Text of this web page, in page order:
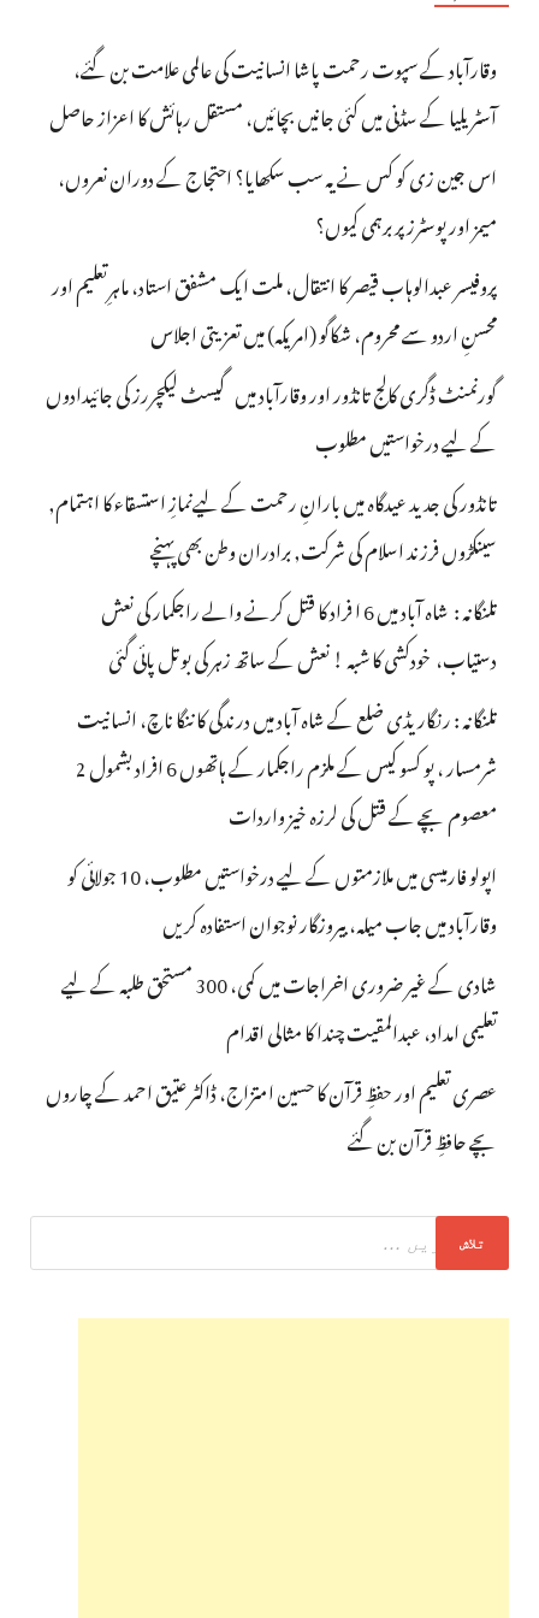
وقارآباد کے سپوت رحمت پاشا انسانیت کی عالمی علامت بن گئے،
آسٹریلیا کے سڈنی میں کئی جانیں بچائیں، مستقل رہائش کا اعزاز حاصل
اس جین زی کو کس نے یہ سب سکھایا؟ احتجاج کے دوران نعروں،
میمز اور پوسٹرز پر برہمی کیوں؟
پروفیسر عبدالوہاب قیصر کا انتقال، ملت ایک مشفق استاد، ماہرِتعلیم اور
محسنِ اردو سے محروم، شکاگو (امریکہ) میں تعزیتی اجلاس
گورنمنٹ ڈگری کالج تانڈور اور وقارآباد میں گیسٹ لیکچررز کی جائیدادوں
کے لیے درخواستیں مطلوب
تانڈور کی جدید عیدگاہ میں بارانِ رحمت کے لیےنمازِ استسقاء کا اہتمام,
سینکڑوں فرزند اسلام کی شرکت, برادران وطن بھی پہنچے
تلنگانہ : شاہ آباد میں 6 ا فراد کا قتل کرنے والے راجکمار کی نعش
دستیاب، خودکشی کا شبہ ! نعش کے ساتھ زہر کی بوتل پائی گئی
تلنگانہ : رنگاریڈی ضلع کے شاہ آباد میں درندگی کا ننگا ناچ، انسانیت
شرمسار ، پو کسو کیس کے ملزم راجکمار کے ہاتھوں 6 افراد بشمول 2
معصوم بچے کے قتل کی لرزہ خیز واردات
اپولو فارمیسی میں ملازمتوں کے لیے درخواستیں مطلوب، 10 جولائی کو
وقارآباد میں جاب میلہ، بیروزگار نوجوان استفادہ کریں
شادی کے غیر ضروری اخراجات میں کمی، 300 مستحق طلبہ کے لیے
تعلیمی امداد، عبدالمقیت چندا کا مثالی اقدام
عصری تعلیم اور حفظِ قرآن کا حسین امتزاج، ڈاکٹر عتیق احمد کے چاروں
بچے حافظِ قرآن بن گئے